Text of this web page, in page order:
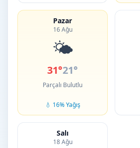
Pazar
16 Ağu
🌤️
31°21°
Parçalı Bulutlu
💧 16% Yağış
Salı
18 Ağu